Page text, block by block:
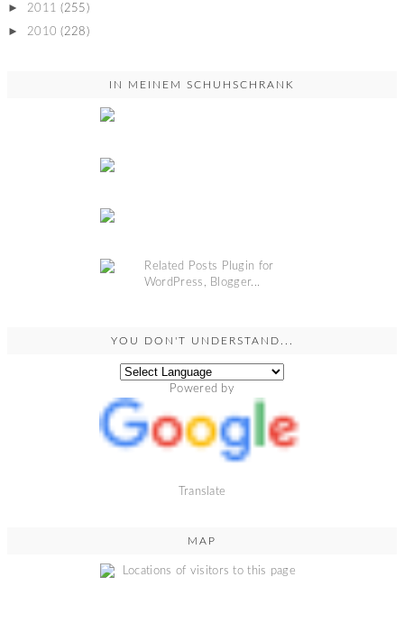
► 2011 (255)
► 2010 (228)
IN MEINEM SCHUHSCHRANK
YOU DON'T UNDERSTAND...
Powered by
Translate
MAP